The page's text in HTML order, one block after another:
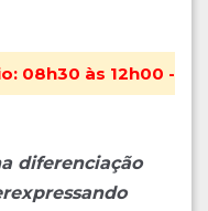
08h30 às 12h00 -
diferenciação